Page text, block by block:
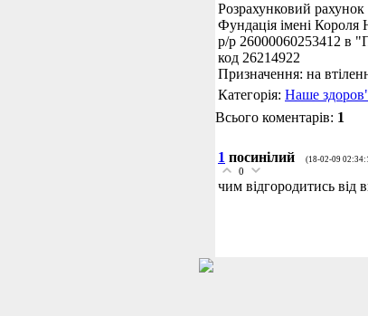
Розрахунковий рахунок
Фундація імені Короля
р/р 26000060253412 в
код 26214922
Призначення: на
Категорія: Наше
Всього коментарів: 1
1 посинілий (18-02-09
0
чим відгородитись від